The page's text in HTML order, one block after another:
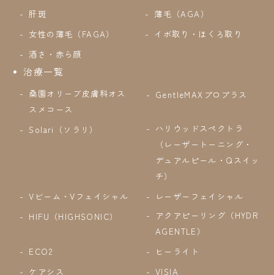
肝斑
薄毛（AGA）
女性の薄毛（FAGA）
イボ取り・ほくろ取り
酒さ・赤ら顔
治療一覧
桑園オリーブ皮膚科オス
スメコース
GentleMAXプロプラス
Solari（ソラリ）
ハリウッドスペクトラ
（レーザートーニング・
デュアルピール・Qスイッ
チ）
Vビーム・Vフェイシャル
レーザーフェイシャル
HIFU（HIGHSONIC）
アクアピーリング（HYDR
AGENTLE）
ECO2
ヒーライト
ケアシス
VISIA